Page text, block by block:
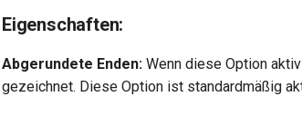
Eigenschaften:
Abgerundete Enden: Wenn diese Option
gezeichnet. Diese Option ist standardmäßig